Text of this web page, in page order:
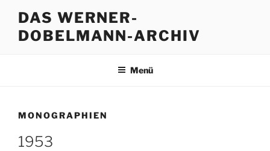
Inhalt
springen
DAS WERNER-
DOBELMANN-ARCHIV
Menü
MONOGRAPHIEN
1953